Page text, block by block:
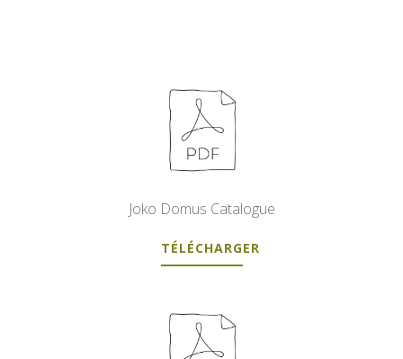
Joko Domus Catalogue
TÉLÉCHARGER